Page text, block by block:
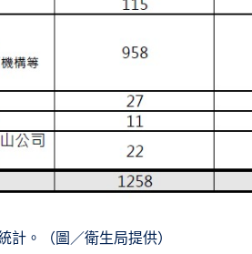
。（圖／衛生局提供）